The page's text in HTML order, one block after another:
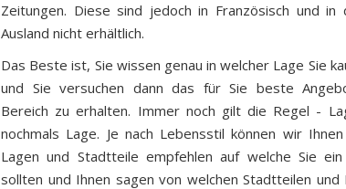
Zeitungen. Diese sind jedoch in Französisch und in
Ausland nicht erhältlich.
Das Beste ist, Sie wissen genau in welcher Lage Sie
und Sie versuchen dann das für Sie beste
Bereich zu erhalten. Immer noch gilt die Regel -
nochmals Lage. Je nach Lebensstil können wir
Lagen und Stadtteile empfehlen auf welche Sie
sollten und Ihnen sagen von welchen Stadtteilen und